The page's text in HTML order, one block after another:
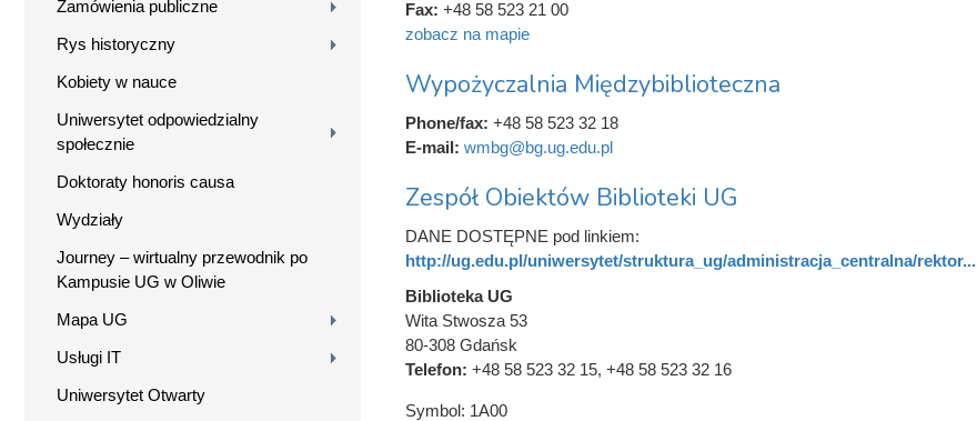
Zamówienia publiczne
Rys historyczny
Kobiety w nauce
Uniwersytet odpowiedzialny
społecznie
Doktoraty honoris causa
Wydziały
Journey – wirtualny przewodnik po
Kampusie UG w Oliwie
Mapa UG
Usługi IT
Uniwersytet Otwarty
Fax: +48 58 523 21 00
zobacz na mapie
Wypożyczalnia Międzybiblioteczna
Phone/fax: +48 58 523 32 18
E-mail: wmbg@bg.ug.edu.pl
Zespół Obiektów Biblioteki UG
DANE DOSTĘPNE pod linkiem:
http://ug.edu.pl/uniwersytet/struktura_ug/administracja_centralna/rektor...
Biblioteka UG
Wita Stwosza 53
80-308 Gdańsk
Telefon: +48 58 523 32 15, +48 58 523 32 16
Symbol: 1A00